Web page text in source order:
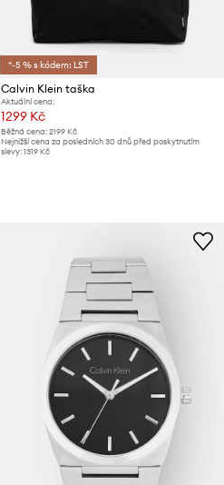
*-5 % s kódem: LST
Calvin Klein taška
Aktuální cena:
1299 Kč
Běžná cena: 2199 Kč
Nejnižší cena za posledních 30 dnů před poskytnutím
slevy: 1319 Kč